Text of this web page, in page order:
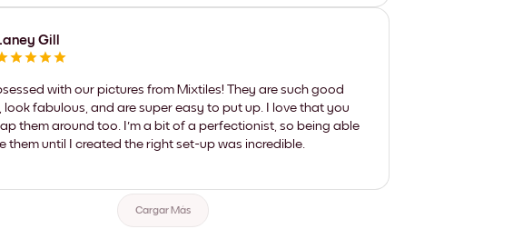
Gill
with our pictures from Mixtiles! They are such good
look fabulous, and are super easy to put up. I love that you
them around too. I'm a bit of a perfectionist, so being able
them until I created the right set-up was incredible.
Cargar Más